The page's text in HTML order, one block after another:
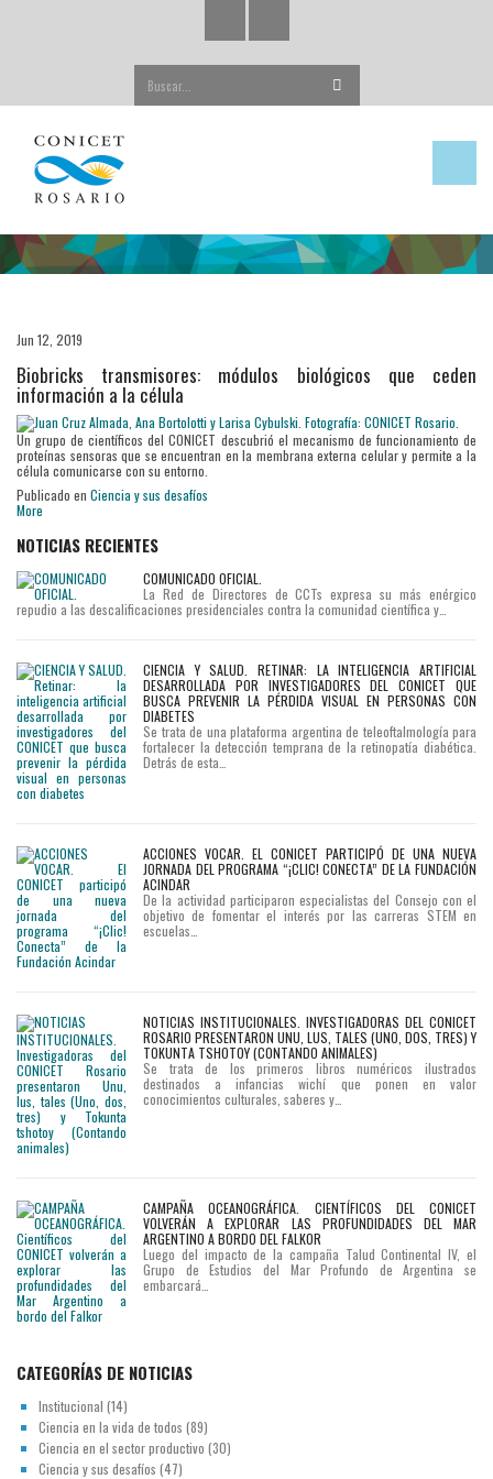
Jun 12, 2019
Biobricks transmisores: módulos biológicos que ceden
información a la célula
Un grupo de científicos del CONICET descubrió el mecanismo de funcionamiento de
proteínas sensoras que se encuentran en la membrana externa celular y permite a la
célula comunicarse con su entorno.
Publicado en Ciencia y sus desafíos
More
NOTICIAS RECIENTES
COMUNICADO OFICIAL.
La Red de Directores de CCTs expresa su más enérgico
repudio a las descalificaciones presidenciales contra la comunidad científica y…
CIENCIA Y SALUD. RETINAR: LA INTELIGENCIA ARTIFICIAL
DESARROLLADA POR INVESTIGADORES DEL CONICET QUE
BUSCA PREVENIR LA PÉRDIDA VISUAL EN PERSONAS CON
DIABETES
Se trata de una plataforma argentina de teleoftalmología para
fortalecer la detección temprana de la retinopatía diabética.
Detrás de esta…
ACCIONES VOCAR. EL CONICET PARTICIPÓ DE UNA NUEVA
JORNADA DEL PROGRAMA “¡CLIC! CONECTA” DE LA FUNDACIÓN
ACINDAR
De la actividad participaron especialistas del Consejo con el
objetivo de fomentar el interés por las carreras STEM en
escuelas…
NOTICIAS INSTITUCIONALES. INVESTIGADORAS DEL CONICET
ROSARIO PRESENTARON UNU, LUS, TALES (UNO, DOS, TRES) Y
TOKUNTA TSHOTOY (CONTANDO ANIMALES)
Se trata de los primeros libros numéricos ilustrados
destinados a infancias wichí que ponen en valor
conocimientos culturales, saberes y…
CAMPAÑA OCEANOGRÁFICA. CIENTÍFICOS DEL CONICET
VOLVERÁN A EXPLORAR LAS PROFUNDIDADES DEL MAR
ARGENTINO A BORDO DEL FALKOR
Luego del impacto de la campaña Talud Continental IV, el
Grupo de Estudios del Mar Profundo de Argentina se
embarcará…
CATEGORÍAS DE NOTICIAS
Institucional (14)
Ciencia en la vida de todos (89)
Ciencia en el sector productivo (30)
Ciencia y sus desafíos (47)